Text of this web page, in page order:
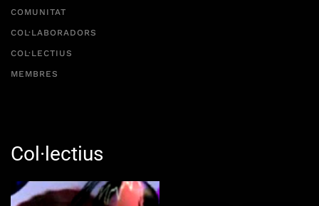
COMUNITAT
COL·LABORADORS
COL·LECTIUS
MEMBRES
Col·lectius